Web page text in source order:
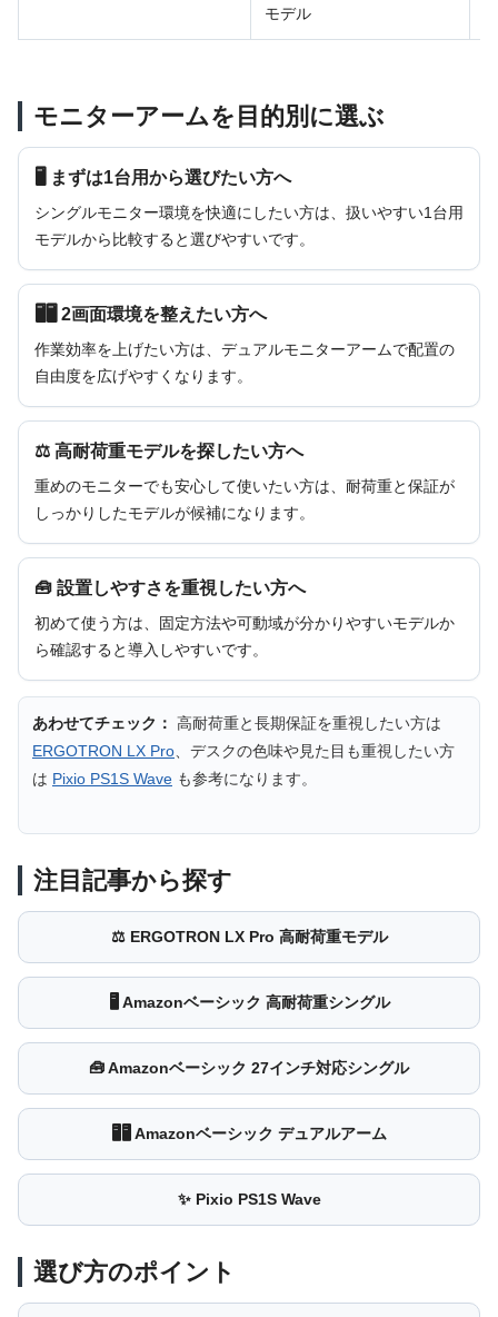
モデル
モニターアームを目的別に選ぶ
🖥 まずは1台用から選びたい方へ
シングルモニター環境を快適にしたい方は、扱いやすい1台用
モデルから比較すると選びやすいです。
🖥🖥 2画面環境を整えたい方へ
作業効率を上げたい方は、デュアルモニターアームで配置の
自由度を広げやすくなります。
⚖ 高耐荷重モデルを探したい方へ
重めのモニターでも安心して使いたい方は、耐荷重と保証が
しっかりしたモデルが候補になります。
🧰 設置しやすさを重視したい方へ
初めて使う方は、固定方法や可動域が分かりやすいモデルか
ら確認すると導入しやすいです。
あわせてチェック： 高耐荷重と長期保証を重視したい方は
ERGOTRON LX Pro 、デスクの色味や見た目も重視したい方
は Pixio PS1S Wave も参考になります。
注目記事から探す
⚖ ERGOTRON LX Pro 高耐荷重モデル
🖥 Amazonベーシック 高耐荷重シングル
🧰 Amazonベーシック 27インチ対応シングル
🖥🖥 Amazonベーシック デュアルアーム
✨ Pixio PS1S Wave
選び方のポイント